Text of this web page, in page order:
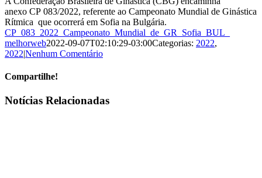
anexo CP 083/2022, referente ao Campeonato Mundial de Ginástica
Rítmica que ocorrerá em Sofia na Bulgária.
CP_083_2022_Campeonato_Mundial_de_GR_Sofia_BUL_
melhorweb2022-09-07T02:10:29-03:00Categorias: 2022,
2022|Nenhum Comentário
Compartilhe!
Facebook
X
WhatsApp
E-
Notícias Relacionadas